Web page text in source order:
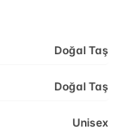
Doğal Taş
Doğal Taş
Unisex